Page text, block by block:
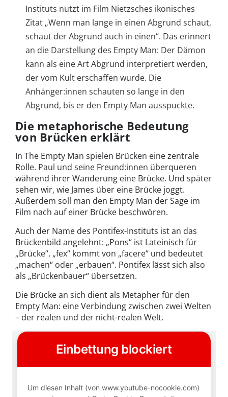
Instituts nutzt im Film Nietzsches ikonisches
Zitat „Wenn man lange in einen Abgrund schaut,
schaut der Abgrund auch in einen“. Das erinnert
an die Darstellung des Empty Man: Der Dämon
kann als eine Art Abgrund interpretiert werden,
der vom Kult erschaffen wurde. Die
Anhänger:innen schauten so lange in den
Abgrund, bis er den Empty Man ausspuckte.
Die metaphorische Bedeutung
von Brücken erklärt
In The Empty Man spielen Brücken eine zentrale
Rolle. Paul und seine Freund:innen überqueren
während ihrer Wanderung eine Brücke. Und später
sehen wir, wie James über eine Brücke joggt.
Außerdem soll man den Empty Man der Sage im
Film nach auf einer Brücke beschwören.
Auch der Name des Pontifex-Instituts ist an das
Brückenbild angelehnt: „Pons“ ist Lateinisch für
„Brücke“, „fex“ kommt von „facere“ und bedeutet
„machen“ oder „erbauen“. Pontifex lässt sich also
als „Brückenbauer“ übersetzen.
Die Brücke an sich dient als Metapher für den
Empty Man: eine Verbindung zwischen zwei Welten
– der realen und der nicht-realen Welt.